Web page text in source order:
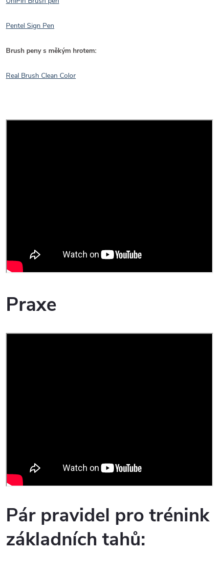
Pentel Sign Pen
Brush peny s měkým hrotem:
Real Brush Clean Color
Praxe
Pár pravidel pro trénink
základních tahů: